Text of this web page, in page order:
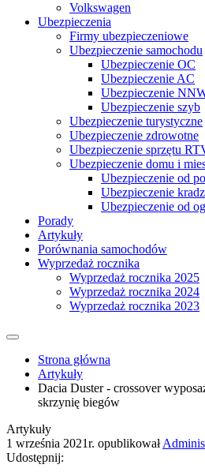
Volkswagen
Ubezpieczenia
Firmy ubezpieczeniowe
Ubezpieczenie samochodu
Ubezpieczenie OC
Ubezpieczenie AC
Ubezpieczenie
Ubezpieczenie szyb
Ubezpieczenie turystyczne
Ubezpieczenie zdrowotne
Ubezpieczenie sprzętu
Ubezpieczenie domu i
Ubezpieczenie od
Ubezpieczenie
Ubezpieczenie od
Porady
Artykuły
Porównania samochodów
Wyprzedaż rocznika
Wyprzedaż rocznika 2025
Wyprzedaż rocznika 2024
Wyprzedaż rocznika 2023
Strona główna
Artykuły
Dacia Duster - crossover
skrzynię biegów
Artykuły
1 września 2021r. opublikował
Udostępnij: